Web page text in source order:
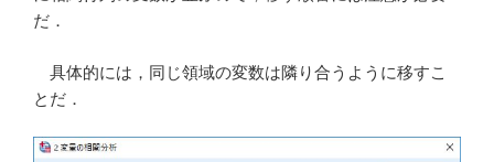
だ．
具体的には，同じ領域の変数は隣り合うように移すこ
とだ．